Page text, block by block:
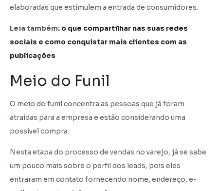
elaboradas que estimulem a entrada de consumidores.
Leia também: o que compartilhar nas suas redes
sociais e como conquistar mais clientes com as
publicações
Meio do Funil
O meio do funil concentra as pessoas que já foram
atraídas para a empresa e estão considerando uma
possível compra.
Nesta etapa do processo de vendas no varejo, já se sabe
um pouco mais sobre o perfil dos leads, pois eles
entraram em contato fornecendo nome, endereço, e-